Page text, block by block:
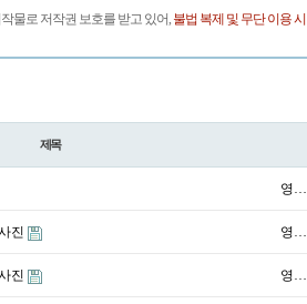
물로 저작권 보호를 받고 있어, 불법 복제 및 무단 이용 시
제목
영…
진 영…
진 영…